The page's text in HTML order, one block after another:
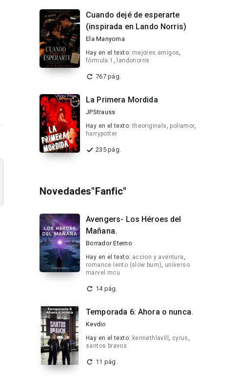
Cuando dejé de esperarte
(inspirada en Lando Norris)
Ela Manyoma
Hay en el texto: mejores amigos,
fórmula 1 , landonorris
767 pág.
La Primera Mordida
JPStrauss
Hay en el texto:theoriginals, poliamor,
harrypotter
235 pág.
Novedades"Fanfic"
Avengers- Los Héroes del
Mañana.
Borrador Eterno
Hay en el texto: accion y aventura,
romance lento (slow burn), universo
marvel mcu
14 pág.
Temporada 6: Ahora o nunca.
Kevdio
Hay en el texto: kennethlavill, cyrus,
santos bravos
11 pág.